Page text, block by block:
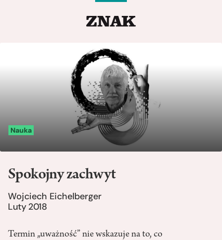
Nauka
Spokojny zachwyt
Wojciech Eichelberger
Luty 2018
Termin „uważność” nie wskazuje na to, co